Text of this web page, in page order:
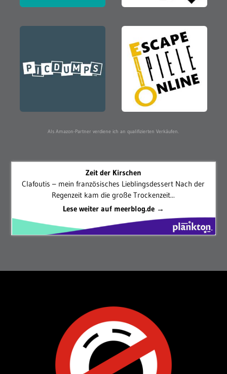
Als Amazon-Partner verdiene ich an qualifizierten Verkäufen.
Zeit der Kirschen
Clafoutis – mein französisches Lieblingsdessert Nach der
Regenzeit kam die große Trockenzeit...
Lese weiter auf meerblog.de →